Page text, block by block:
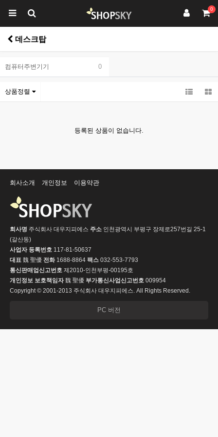
0
데스크탑
컴퓨터주변기기 0
상품정렬
등록된 상품이 없습니다.
회사소개 개인정보 이용약관
회사명 주식회사 대우지피에스 주소 인천광역시 부평구 장제로257번길 25-1
(갈산동)
사업자 등록번호 117-81-50637
대표 魏 聖優 전화1688-8864 팩스 032-553-7793
통신판매업신고번호 제2010-인천부평-00195호
개인정보 보호책임자魏 聖優 부가통신사업신고번호 009954
Copyright © 2001-2013 주식회사 대우지피에스. All Rights Reserved.
PC 버전